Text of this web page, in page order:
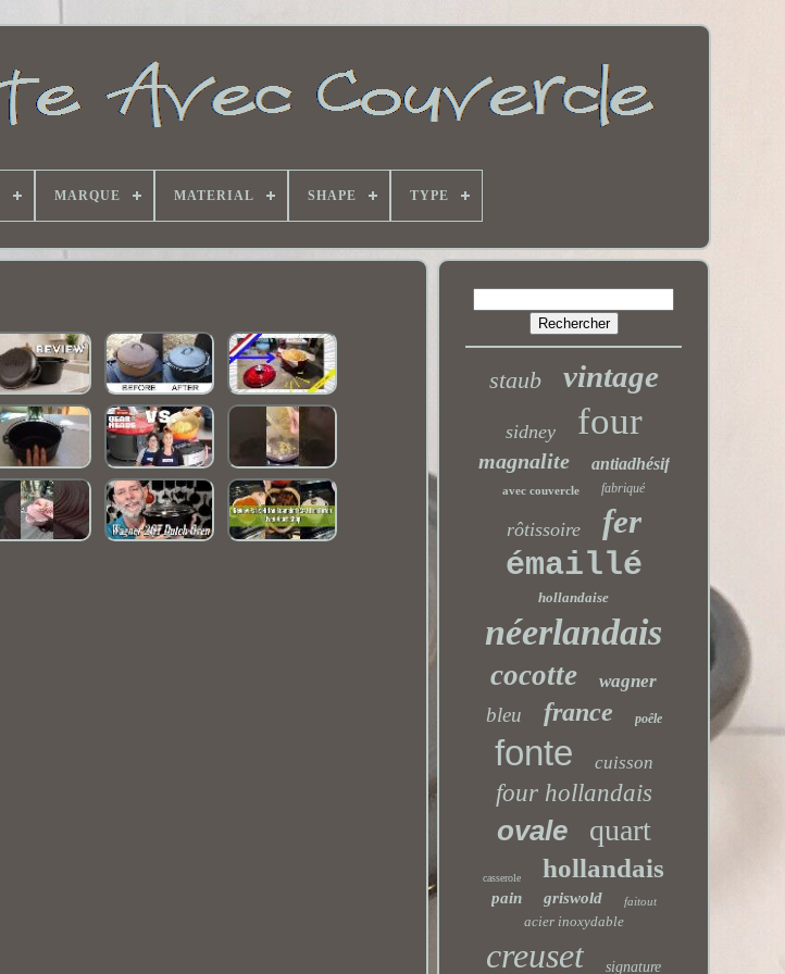
MARQUE MATERIAL SHAPE TYPE
staub vintage
sidney four
magnalite antiadhésif
avec couvercle fabriqué
rôtissoire fer
émaillé
hollandaise
néerlandais
cocotte wagner
bleu france poêle
fonte cuisson
four hollandais
ovale quart
casserole hollandais
pain griswold faitout
acier inoxydable
creuset signature